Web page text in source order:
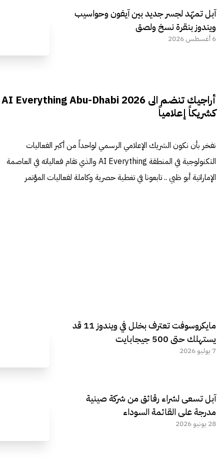
آبل تمهّد لجسر جديد بين آيفون وحواسيب
ويندوز بنقرة نسخ ولصق
6 أغسطس 2026
أراجيك تنضم الى AI Everything Abu-Dhabi 2026
كشريكاً إعلامياً
نفخر بأن نكون الشريك الإعلامي الرسمي لواحداً من أكبر الفعاليات
التكنولوجية في المنطقة AI Everything والذي تقام فعالياته في العاصمة
الإماراتية أبو ظبي .. تابعونا في تغطية حصرية وكاملة لفعاليات المؤتمر
مايكروسوفت تعترف بخلل في ويندوز 11 قد
يستهلك حتى 500 جيجابايت
7 يوليو 2026
آبل تسعى لشراء رقائق من شركة صينية
مدرجة على القائمة السوداء
28 يونيو 2026